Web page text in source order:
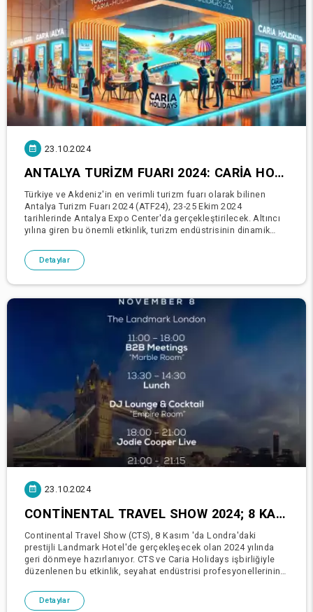
23.10.2024
ANTALYA TURIZM FUARI 2024: CARIA HOLIDAYS ÖNÜMÜZDEKI SEZON İÇIN B2B VE B2C STRATEJILERINI GELIŞTIRMEYE HAZIRLANIYOR
Türkiye ve Akdeniz'in en verimli turizm fuarı olarak bilinen
Antalya Turizm Fuarı 2024 (ATF24), 23-25 Ekim 2024
tarihlerinde Antalya Expo Center'da gerçekleştirilecek. Altıncı
yılına giren bu önemli etkinlik, turizm endüstrisinin dinamik
Detaylar
23.10.2024
CONTINENTAL TRAVEL SHOW 2024; 8 KASIM'DA THE LANDMARK LONDON'DA CARIA HOLIDAYS ILE B2B ACENTE BULUŞMASIYLA GERI DÖNÜYOR
Continental Travel Show (CTS), 8 Kasım 'da Londra'daki
prestijli Landmark Hotel'de gerçekleşecek olan 2024 yılında
geri dönmeye hazırlanıyor. CTS ve Caria Holidays işbirliğiyle
düzenlenen bu etkinlik, seyahat endüstrisi profesyonellerinin
Detaylar